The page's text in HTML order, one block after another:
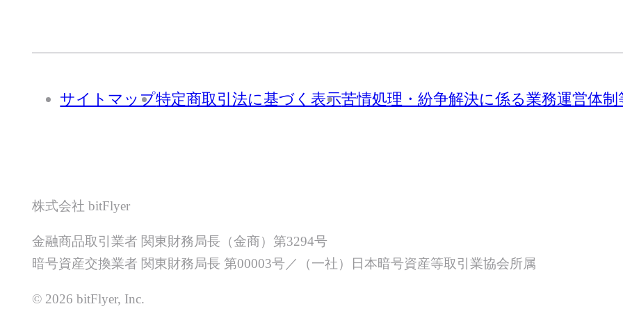
サイトマップ特定商取引法に基づく表示苦情処理・紛争解決に係る業務運営体制
株式会社 bitFlyer
金融商品取引業者 関東財務局長（金商）第3294号
暗号資産交換業者 関東財務局長 第00003号／（一社）日本暗号資産等取引業協会所属
© 2026 bitFlyer, Inc.